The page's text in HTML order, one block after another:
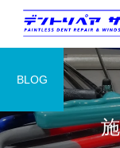
BLOG